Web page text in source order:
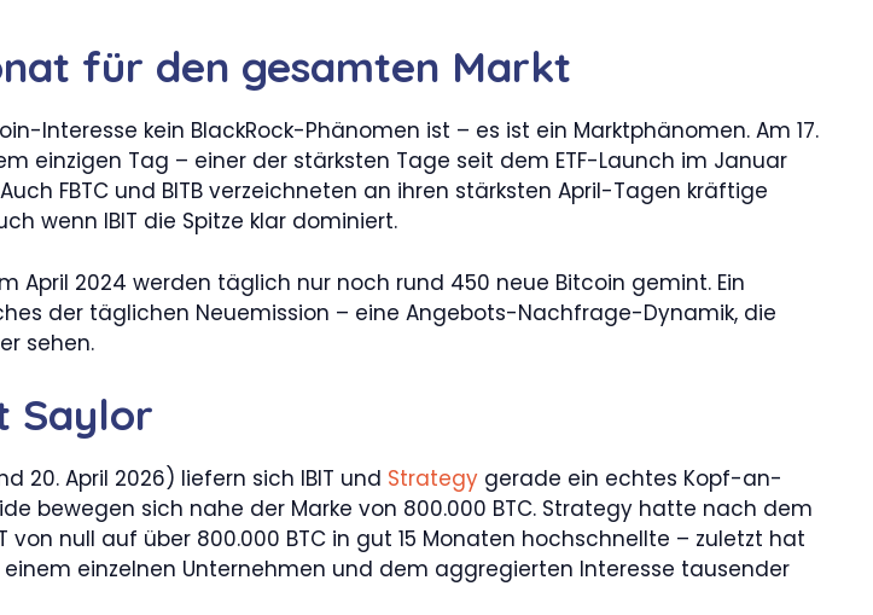
für den gesamten Markt
Interesse kein BlackRock-Phänomen ist – es ist ein Marktphänomen. Am 17.
einzigen Tag – einer der stärksten Tage seit dem ETF-Launch im Januar
Auch FBTC und BITB verzeichneten an ihren stärksten April-Tagen kräftige
wenn IBIT die Spitze klar dominiert.
April 2024 werden täglich nur noch rund 450 neue Bitcoin gemint. Ein
der täglichen Neuemission – eine Angebots-Nachfrage-Dynamik, die
sehen.
Saylor
20. April 2026) liefern sich IBIT und Strategy gerade ein echtes Kopf-an-
bewegen sich nahe der Marke von 800.000 BTC. Strategy hatte nach dem
null auf über 800.000 BTC in gut 15 Monaten hochschnellte – zuletzt hat
einzelnen Unternehmen und dem aggregierten Interesse tausender